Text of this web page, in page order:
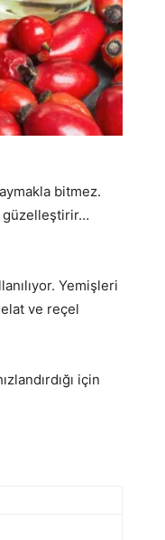
bitmez.
güzelleştirir…
Yemişleri
ve reçel
için